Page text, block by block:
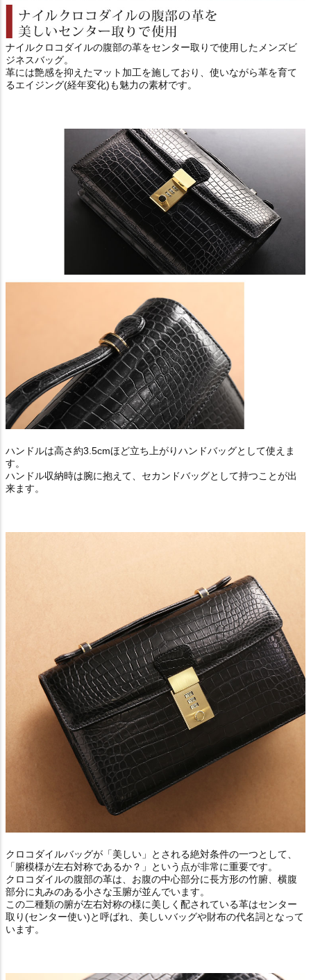
ナイルクロコダイルの腹部の革をセンター取りで使用したメンズビ
ジネスバッグ。
革には艶感を抑えたマット加工を施しており、使いながら革を育て
るエイジング(経年変化)も魅力の素材です。
ハンドルは高さ約3.5cmほど立ち上がりハンドバッグとして使えま
す。
ハンドル収納時は腕に抱えて、セカンドバッグとして持つことが出
来ます。
クロコダイルバッグが「美しい」とされる絶対条件の一つとして、
「腑模様が左右対称であるか？」という点が非常に重要です。
クロコダイルの腹部の革は、お腹の中心部分に長方形の竹腑、横腹
部分に丸みのある小さな玉腑が並んでいます。
この二種類の腑が左右対称の様に美しく配されている革はセンター
取り(センター使い)と呼ばれ、美しいバッグや財布の代名詞となって
います。